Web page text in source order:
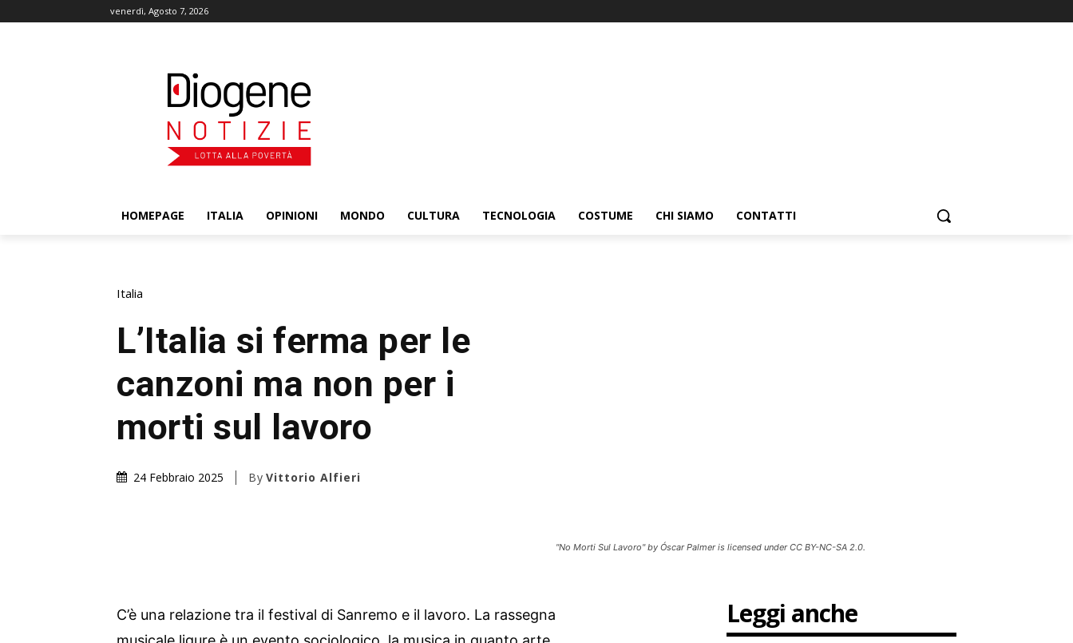
venerdì, Agosto 7, 2026
HOMEPAGE ITALIA OPINIONI MONDO CULTURA TECNOLOGIA COSTUME CHI SIAMO CONTATTI
Italia
L’Italia si ferma per le
canzoni ma non per i
morti sul lavoro
24 Febbraio 2025 By Vittorio Alfieri
"No Morti Sul Lavoro" by Óscar Palmer is licensed under CC BY-NC-SA 2.0.
C’è una relazione tra il festival di Sanremo e il lavoro. La rassegna
Leggi anche